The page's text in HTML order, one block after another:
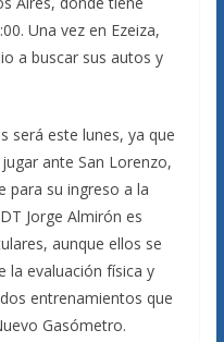
Una vez en Ezeiza,
a buscar sus autos y
será este lunes, ya que
ante San Lorenzo,
para su ingreso a la
Jorge Almirón es
aunque ellos se
la evaluación física y
entrenamientos que
Gasómetro.